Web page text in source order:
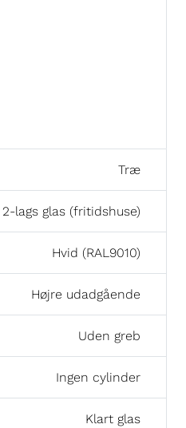
Træ
2-lags glas (fritidshuse)
Hvid (RAL9010)
Højre udadgående
Uden greb
Ingen cylinder
Klart glas